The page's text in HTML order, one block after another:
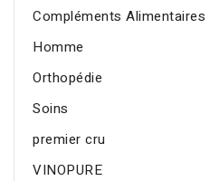
Compléments Alimentaires
Homme
Orthopédie
Soins
premier cru
VINOPURE